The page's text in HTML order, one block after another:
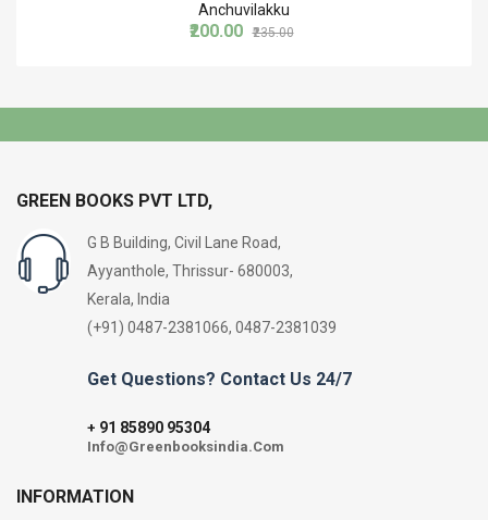
Anchuvilakku
₹200.00 ₹235.00
GREEN BOOKS PVT LTD,
G B Building, Civil Lane Road,
Ayyanthole, Thrissur- 680003,
Kerala, India
(+91) 0487-2381066, 0487-2381039
Get Questions? Contact Us 24/7
+ 91 85890 95304
Info@Greenbooksindia.Com
INFORMATION